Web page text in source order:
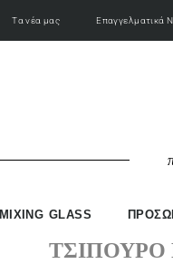
Τα νέα μας Επαγγελματικά
MIXING GLASS
ΤΣΊΠΟΥΡΟ